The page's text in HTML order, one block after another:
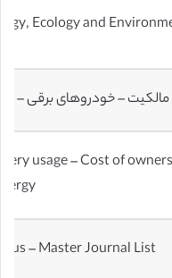
Ecology and
مالکیت – خودروهای برقی –
usage – Cost of
– Master Journal List